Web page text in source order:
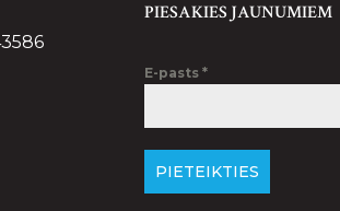
PIESAKIES JAUNUMIEM
E-pasts *
PIETEIKTIES